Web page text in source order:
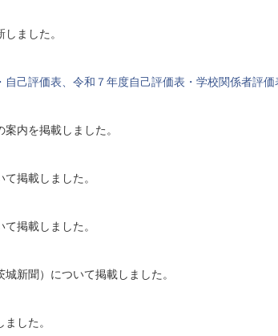
ました。
己評価表、令和７年度自己評価表・学校関係者評価
内を掲載しました。
て掲載しました。
て掲載しました。
新聞）について掲載しました。
した。